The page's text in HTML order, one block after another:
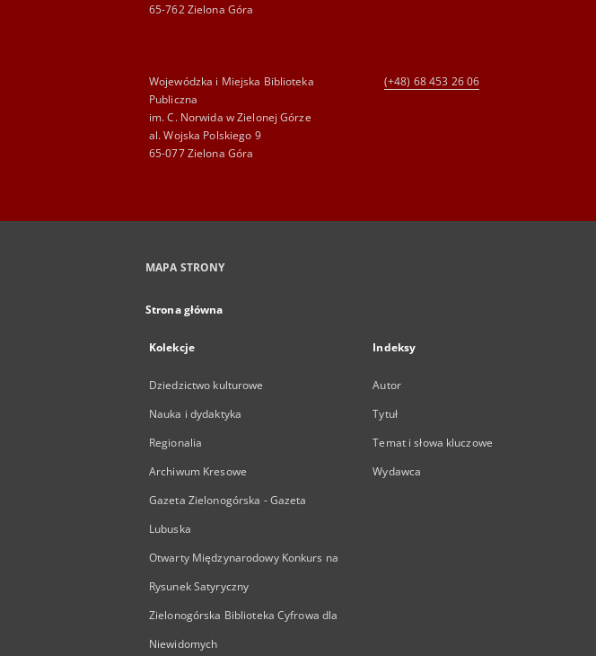
65-762 Zielona Góra
Wojewódzka i Miejska Biblioteka
Publiczna
im. C. Norwida w Zielonej Górze
al. Wojska Polskiego 9
65-077 Zielona Góra
(+48) 68 453 26 06
MAPA STRONY
Strona główna
Kolekcje
Dziedzictwo kulturowe
Nauka i dydaktyka
Regionalia
Archiwum Kresowe
Gazeta Zielonogórska - Gazeta
Lubuska
Otwarty Międzynarodowy Konkurs na
Rysunek Satyryczny
Zielonogórska Biblioteka Cyfrowa dla
Niewidomych
Indeksy
Autor
Tytuł
Temat i słowa kluczowe
Wydawca